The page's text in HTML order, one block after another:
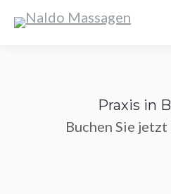
Praxis in
Buchen Sie